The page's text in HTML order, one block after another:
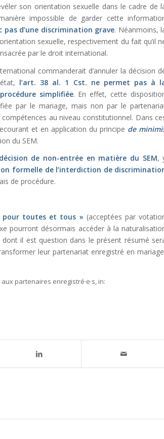
son orientation sexuelle dans le cadre de
impossible de garder cette
pas d’une discrimination grave. Néanmoins,
sexuelle, respectivement du fait qu’il
par le droit international.
commanderait d’annuler la décision
l’art. 38 al. 1 Cst. ne permet pas à
simplifiée. En effet, cette
par le mariage, mais non par le
au niveau constitutionnel. Dans
et en application du principe de
du SEM.
de non-entrée en matière du SEM,
formelle de l’interdiction de
de procédure.
pour toutes et tous » (acceptées par
pourront désormais accéder à la
il est question dans le présent résumé
leur partenariat enregistré en
partenaires enregistré·e·s, in: